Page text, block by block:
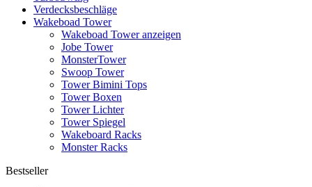
Verdecksbeschläge
Wakeboad Tower
Wakeboad Tower anzeigen
Jobe Tower
MonsterTower
Swoop Tower
Tower Bimini Tops
Tower Boxen
Tower Lichter
Tower Spiegel
Wakeboard Racks
Monster Racks
Bestseller